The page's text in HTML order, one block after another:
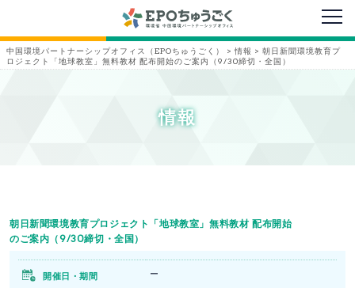
メニ
中国環境パートナーシップオフィス（EPOちゅうごく） > 情報 > 朝日新聞環境教育プ
ロジェクト「地球教室」無料教材 配布開始のご案内（9/30締切・全国）
情報
朝日新聞環境教育プロジェクト「地球教室」無料教材 配布開始
のご案内（9/30締切・全国）
開催日・期間 ー